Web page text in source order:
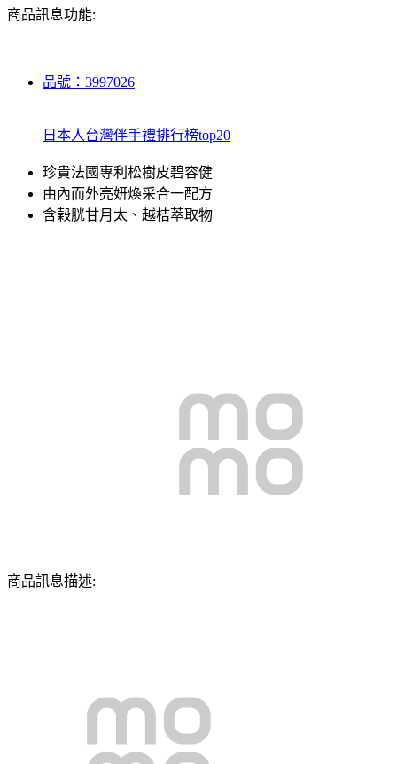
商品訊息功能:
品號：3997026
日本人台灣伴手禮排行榜top20
珍貴法國專利松樹皮碧容健
由內而外亮妍煥采合一配方
含榖胱甘月太、越桔萃取物
商品訊息描述: